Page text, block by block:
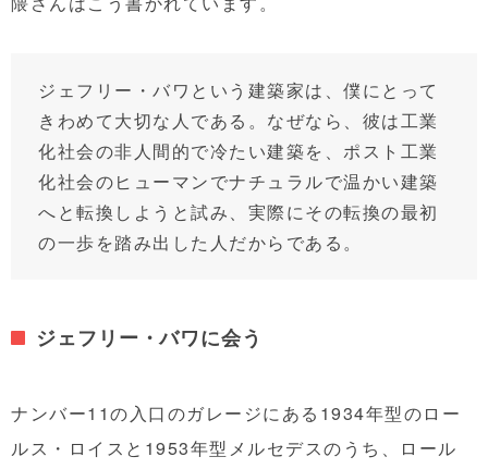
ジェフリー・バワという建築家は、僕にとって
きわめて大切な人である。なぜなら、彼は工業
化社会の非人間的で冷たい建築を、ポスト工業
化社会のヒューマンでナチュラルで温かい建築
へと転換しようと試み、実際にその転換の最初
の一歩を踏み出した人だからである。
ジェフリー・バワに会う
ナンバー11の入口のガレージにある1934年型のロー
ルス・ロイスと1953年型メルセデスのうち、ロール